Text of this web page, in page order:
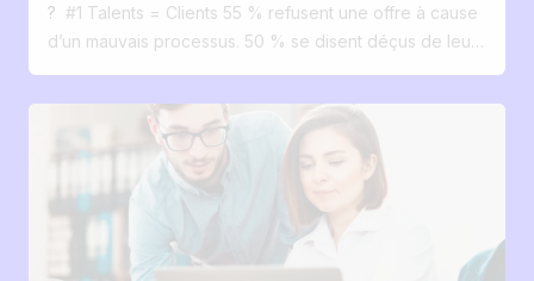
? #1 Talents = Clients 55 % refusent une offre à cause
d’un mauvais processus. 50 % se disent déçus de leur
Recruter, ce n’est plus filtrer. C’est séduire, comme une
vraie marque. Les candidats veulent une expérience
claire, fluide, engageante. #3 Site carrière personnalisé
Mobile, fluide, à votre image. Jusqu’à 24 % de
conversion. #4 Diffusion sur 100+ plateformes
Automatiquement. Google job, Indeed, LinkedIn